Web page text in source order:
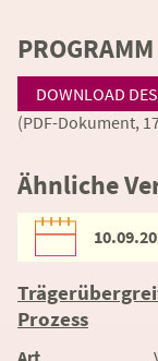
PROGRAMM
DOWNLOAD
(PDF-Dokument,
Ähnliche
Prozess
Art